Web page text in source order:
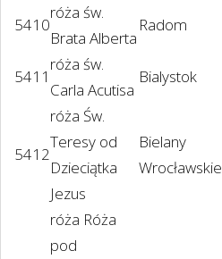
5410
róża św.
Brata Alberta
Radom
5411
róża św.
Carla Acutisa
Bialystok
5412
róża Św.
Teresy od
Dzieciątka
Jezus
Bielany
Wrocławskie
róża Róża
pod